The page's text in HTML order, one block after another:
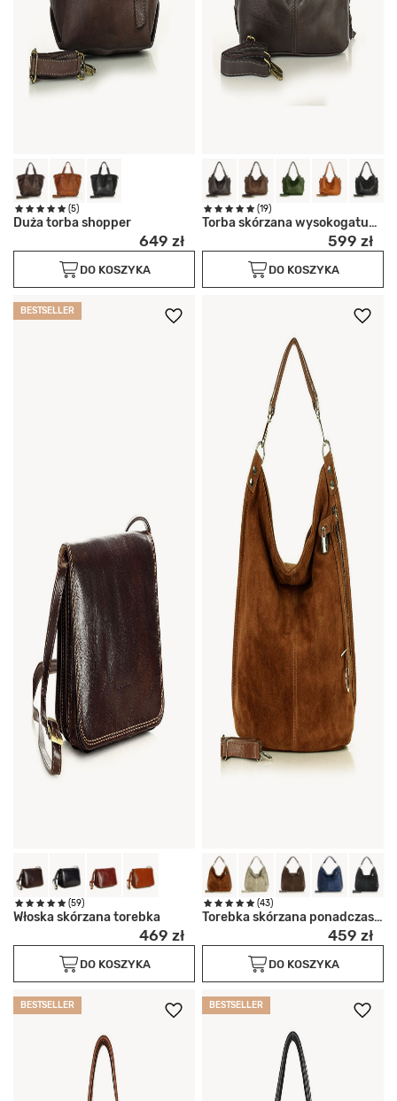
(5)
Duża torba shopper
649 zł
DO KOSZYKA
(19)
Torba skórzana wysokogatunkowa
599 zł
DO KOSZYKA
BESTSELLER
(59)
Włoska skórzana torebka
469 zł
DO KOSZYKA
(43)
Torebka skórzana ponadczasowy
459 zł
DO KOSZYKA
BESTSELLER BESTSELLER